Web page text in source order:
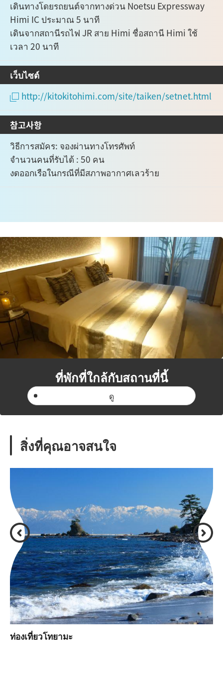
เดินทางโดยรถยนต์จากทางด่วน Noetsu Expressway
Himi IC ประมาณ 5 นาที
เดินจากสถานีรถไฟ JR สาย Himi ชื่อสถานี Himi ใช้
เวลา 20 นาที
เว็บไซต์
http://kitokitohimi.com/site/taiken/setnet.html
참고사항
วิธีการสมัคร: จองผ่านทางโทรศัพท์
จำนวนคนที่รับได้ : 50 คน
งดออกเรือในกรณีที่มีสภาพอากาศเลวร้าย
ที่พักที่ใกล้กับสถานที่นี้
ดู
สิ่งที่คุณอาจสนใจ
ท่องเที่ยวโทยามะ